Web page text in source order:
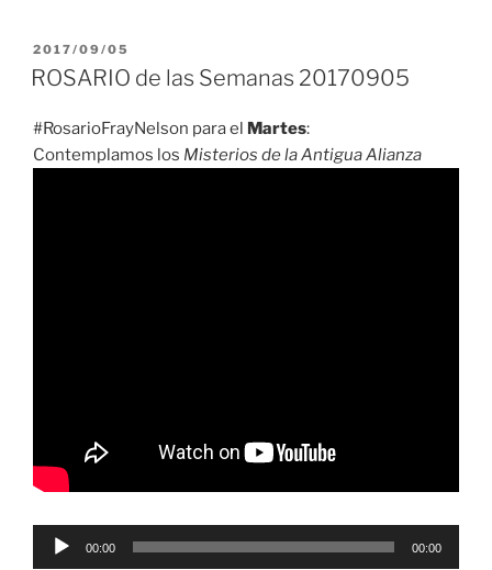
PUBLICADO
EL
2017/09/05
ROSARIO de las Semanas 20170905
#RosarioFrayNelson para el Martes:
Contemplamos los Misterios de la Antigua Alianza
Reproductor
00:00 00:00